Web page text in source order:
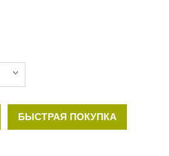
БЫСТРАЯ ПОКУПКА